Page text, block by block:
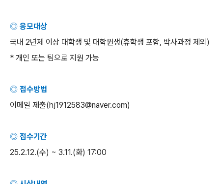
◎ 응모대상
국내 2년제 이상 대학생 및 대학원생(휴학생 포함, 박사과정 제외 )
* 개인 또는 팀으로 지원 가능
◎ 접수방법
이메일 제출(hj1912583@naver.com)
◎ 접수기간
25.2.12.(수) ~ 3.11.(화) 17:00